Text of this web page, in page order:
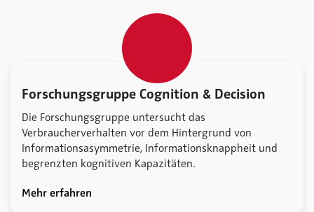
Forschungsgruppe Cognition & Decision
Die Forschungsgruppe untersucht das
Verbraucherverhalten vor dem Hintergrund von
Informationsasymmetrie, Informationsknappheit und
begrenzten kognitiven Kapazitäten.
Mehr erfahren